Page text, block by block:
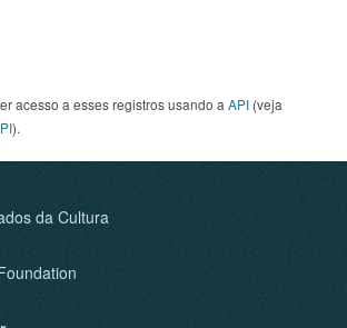
acesso a esses registros usando a API (veja
).
da Cultura